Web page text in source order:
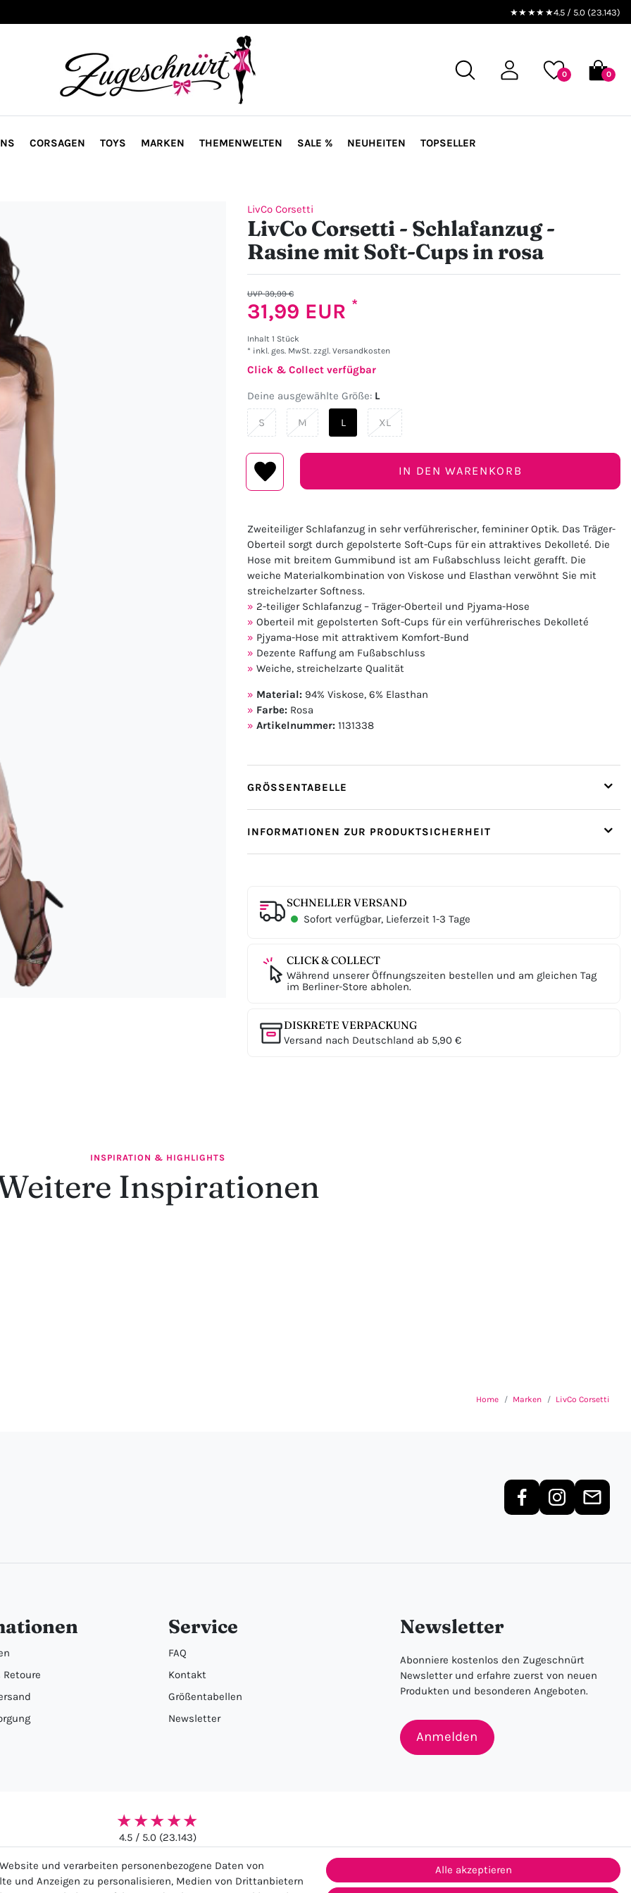
★★★★★4.5 / 5.0 (23.143)
0 0
CORSAGEN TOYS MARKEN THEMENWELTEN SALE % NEUHEITEN TOPSELLER
LivCo Corsetti
LivCo Corsetti - Schlafanzug -
Rasine mit Soft-Cups in rosa
UVP 39,99 €
31,99 EUR *
Inhalt 1 Stück
* inkl. ges. MwSt. zzgl. Versandkosten
Click & Collect verfügbar
Deine ausgewählte Größe: L
S M L XL
IN DEN WARENKORB
Zweiteiliger Schlafanzug in sehr verführerischer, femininer Optik. Das Träger-
Oberteil sorgt durch gepolsterte Soft-Cups für ein attraktives Dekolleté. Die
Hose mit breitem Gummibund ist am Fußabschluss leicht gerafft. Die
weiche Materialkombination von Viskose und Elasthan verwöhnt Sie mit
streichelzarter Softness.
2-teiliger Schlafanzug – Träger-Oberteil und Pjyama-Hose
Oberteil mit gepolsterten Soft-Cups für ein verführerisches Dekolleté
Pjyama-Hose mit attraktivem Komfort-Bund
Dezente Raffung am Fußabschluss
Weiche, streichelzarte Qualität
Material: 94% Viskose, 6% Elasthan
Farbe: Rosa
Artikelnummer: 1131338
GRÖSSENTABELLE
INFORMATIONEN ZUR PRODUKTSICHERHEIT
SCHNELLER VERSAND
Sofort verfügbar, Lieferzeit 1-3 Tage
CLICK & COLLECT
Während unserer Öffnungszeiten bestellen und am gleichen Tag
im Berliner-Store abholen.
DISKRETE VERPACKUNG
Versand nach Deutschland ab 5,90 €
INSPIRATION & HIGHLIGHTS
Inspirationen
Home Marken LivCo Corsetti
Service
FAQ
Kontakt
Größentabellen
Newsletter
Newsletter
Abonniere kostenlos den Zugeschnürt
Newsletter und erfahre zuerst von neuen
Produkten und besonderen Angeboten.
Anmelden
★★★★★
4.5 / 5.0 (23.143)
und verarbeiten personenbezogene Daten von
und Anzeigen zu personalisieren, Medien von Drittanbietern
Alle akzeptieren